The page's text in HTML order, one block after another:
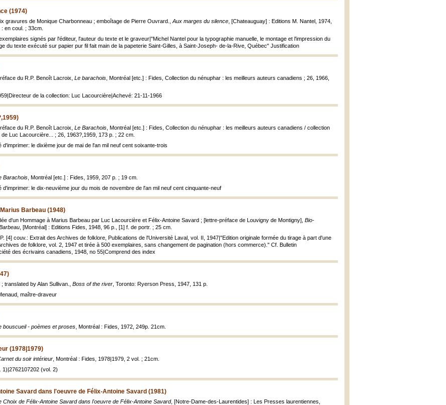
(1974)
gravures de Monique Charbonneau ; emboîtage de Pierre Ouvrard., Aux marges du silence , [Chateauguay] : Editions M. Nantel, 1974,
en coul. ; 33cm.
signés par l'éditeur, l'auteur du texte et le graveur|"Michel Nantel pour la typographie manuelle, le montage et l'impression du
du texte exécuté sur papier pur fil fait main de la papeterie Saint-Gilles, à Saint-Joseph- de-la-Rive, Québec" Justification
du R.P. Benoît Lacroix, Le barachois , Montréal [etc.] : Fides, Collection du nénuphar : les meilleurs auteurs canadiens ; 26, 1966,
de la collection: Luc Lacourcière|Achevé: 21-11-1966
du R.P. Benoît Lacroix, Le Barachois , Montréal [etc.] : Fides, Collection du nénuphar : les meilleurs auteurs canadiens / collection
Luc Lacourcière... ; 26, 1963?,1959, 173 p. ; 22 cm.
d'imprimer: le dixième jour de mai de l'an mil neuf cent soixante-trois
Barachois , Montréal [etc.] : Fides, 1959, 207 p. ; 19 cm.
d'imprimer: le dix-neuvième jour du mois de novembre de l'an mil neuf cent cinquante-neuf
Barbeau (1948)
d'un Hommage à Marius Barbeau par Luc Lacourcière et Félix-Antoine Savard ; [lettre-préface de Louvigny de Montigny], Bio-
, [Montréal] : Editions Fides, 1948, 96 p., [1] f. de portr. ; 25 cm.
[4] couv.: Extrait des Archives de folklore, Publications de l'Université Laval, vol. II, 1947|"Edition originale formée du tirage à part d'une
de folklore, vol. 2, 1947 et tirée à 500 exemplaires, sans changement de pagination (hors commerce)." Cf. Bulletin
des écrivains canadiens, 1948, no 55|Comprend des index
translated by Alan Sullivan., Boss of the river , Toronto: Ryerson Press, 1947, 131 p.
maître-draveur
bouscueil - poèmes et proses , Montréal : Fides, 1972, 249p. 21cm.
(1978|1979)
du soir intérieur , Montréal : Fides, 1978|1979, 2 vol. ; 21cm.
1)|2762107202 (vol. 2)
Savard dans l'oeuvre de Félix-Antoine Savard (1981)
Choix de Félix-Antoine Savard dans l'oeuvre de Félix-Antoine Savard, [Notre-Dame-des-Laurentides] : Les Presses laurentiennes,